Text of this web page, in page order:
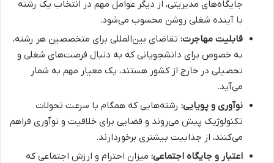
جایگاه‌های مدیریتی، از دیگر عوامل مهم در انتخاب یک رشته
با آینده شغلی روشن محسوب می‌شود.
قابلیت مهاجرت: تقاضای بین‌المللی برای متخصصین هر رشته،
به خصوص برای دانشجویانی که به دنبال فرصت‌های شغلی و
تحصیلی در خارج از کشور هستند، یک معیار مهم به شمار
می‌آید.
نوآوری و پویایی: رشته‌هایی که همگام با سرعت تحولات
تکنولوژیک پیش می‌روند و فضایی برای خلاقیت و نوآوری فراهم
می‌کنند، از جذابیت بیشتری برخوردارند.
اعتبار و جایگاه اجتماعی: میزان احترام و ارزش اجتماعی که